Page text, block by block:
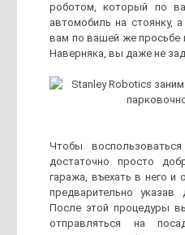
роботом, который по
автомобиль на стоянку,
вам по вашей же просьбе
Наверняка, вы даже не
Чтобы
достаточно просто
гаража, въехать в него и
предварительно
После этой процедуры
отправляться на